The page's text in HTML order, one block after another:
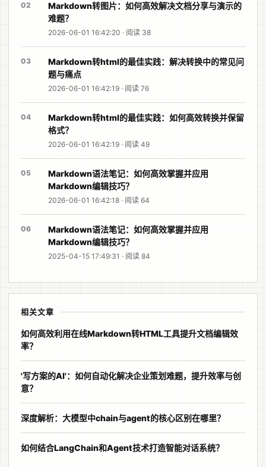
02
Markdown转图片：如何高效解决文档分享与演示的
难题？
2026-06-01 16:42:20 · 阅读 38
03
Markdown转html的最佳实践：解决转换中的常见问
题与痛点
2026-06-01 16:42:19 · 阅读 76
04
Markdown转html的最佳实践：如何高效转换并保留
格式？
2026-06-01 16:42:19 · 阅读 49
05
Markdown语法笔记：如何高效掌握并应用
Markdown编辑技巧？
2026-06-01 16:42:18 · 阅读 64
06
Markdown语法笔记：如何高效掌握并应用
Markdown编辑技巧？
2025-04-15 17:49:31 · 阅读 84
相关文章
如何高效利用在线Markdown转HTML工具提升文档编辑效
率？
'写方案的AI'：如何自动化解决企业策划难题，提升效率与创
意？
深度解析：大模型中chain与agent的核心区别在哪里？
如何结合LangChain和Agent技术打造智能对话系统？